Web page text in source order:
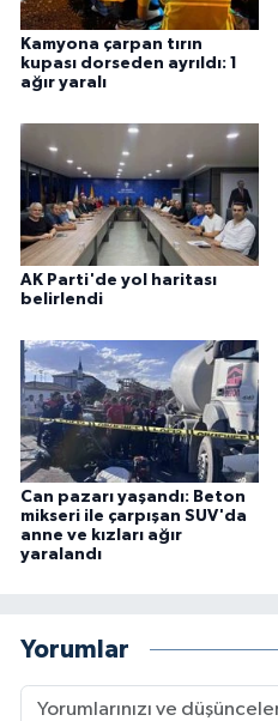
Kamyona çarpan tırın
kupası dorseden ayrıldı: 1
ağır yaralı
AK Parti'de yol haritası
belirlendi
Can pazarı yaşandı: Beton
mikseri ile çarpışan SUV'da
anne ve kızları ağır
yaralandı
Yorumlar